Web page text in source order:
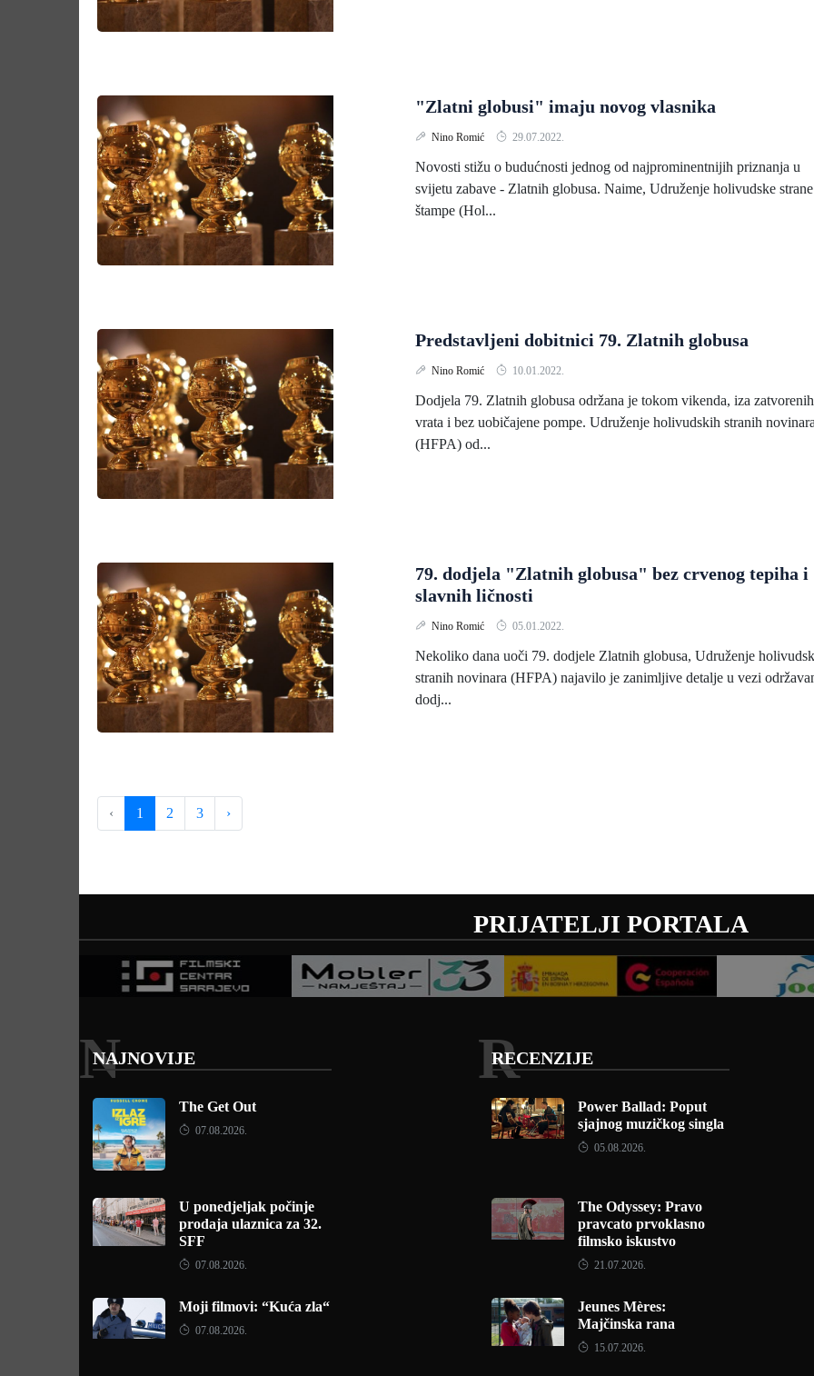
"Zlatni globusi" imaju novog vlasnika
Nino Romić 29.07.2022.
Novosti stižu o budućnosti jednog od najprominentnijih priznanja u
svijetu zabave - Zlatnih globusa. Naime, Udruženje holivudske strane
štampe (Hol...
Predstavljeni dobitnici 79. Zlatnih globusa
Nino Romić 10.01.2022.
Dodjela 79. Zlatnih globusa održana je tokom vikenda, iza zatvorenih
vrata i bez uobičajene pompe. Udruženje holivudskih stranih
(HFPA) od...
79. dodjela "Zlatnih globusa" bez crvenog tepiha i
slavnih ličnosti
Nino Romić 05.01.2022.
Nekoliko dana uoči 79. dodjele Zlatnih globusa, Udruženje
stranih novinara (HFPA) najavilo je zanimljive detalje u vezi
dodj...
‹ 1 2 3 ›
PRIJATELJI PORTALA
NAJNOVIJE
N
The Get Out
07.08.2026.
U ponedjeljak počinje
prodaja ulaznica za 32.
SFF
07.08.2026.
Moji filmovi: “Kuća zla“
07.08.2026.
RECENZIJE
R
Power Ballad: Poput
sjajnog muzičkog singla
05.08.2026.
The Odyssey: Pravo
pravcato prvoklasno
filmsko iskustvo
21.07.2026.
Jeunes Mères:
Majčinska rana
15.07.2026.